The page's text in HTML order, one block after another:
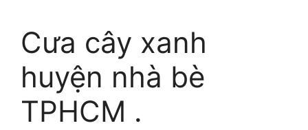
Cưa cây xanh
huyện nhà bè
TPHCM .